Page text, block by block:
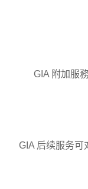
GIA 附加服
GIA 后续服务可